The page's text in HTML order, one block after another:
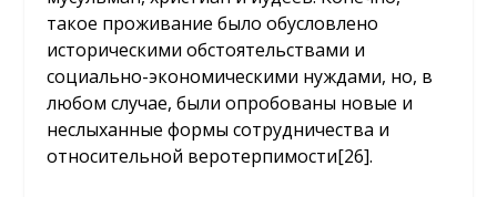
такое проживание было обусловлено
историческими обстоятельствами и
социально-экономическими нуждами, но, в
любом случае, были опробованы новые и
неслыханные формы сотрудничества и
относительной веротерпимости[26].